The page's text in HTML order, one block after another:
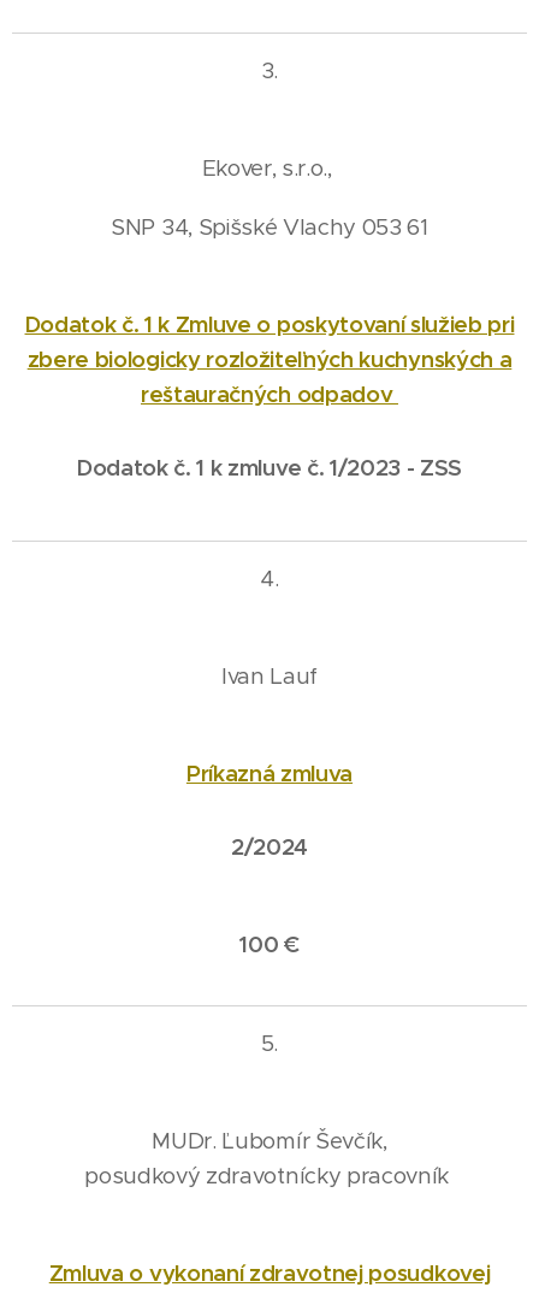
3.
Ekover, s.r.o.,
SNP 34, Spišské Vlachy 053 61
Dodatok č. 1 k Zmluve o poskytovaní služieb pri
zbere biologicky rozložiteľných kuchynských a
reštauračných odpadov
Dodatok č. 1 k zmluve č. 1/2023 - ZSS
4.
Ivan Lauf
Príkazná zmluva
2/2024
100 €
5.
MUDr. Ľubomír Ševčík,
posudkový zdravotnícky pracovník
Zmluva o vykonaní zdravotnej posudkovej